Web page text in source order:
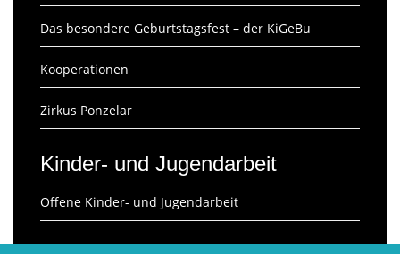
Das besondere Geburtstagsfest – der KiGeBu
Kooperationen
Zirkus Ponzelar
Kinder- und Jugendarbeit
Offene Kinder- und Jugendarbeit